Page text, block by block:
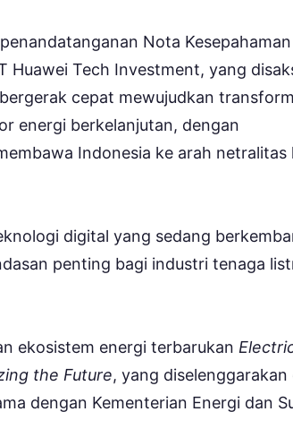
Nota
Huawei Tech Investment, yang
cepat mewujudkan
energi berkelanjutan, dengan
Indonesia ke arah netralitas
digital yang sedang
penting bagi industri tenaga
ekosistem energi terbarukan
the Future, yang diselenggarakan
dengan Kementerian Energi dan